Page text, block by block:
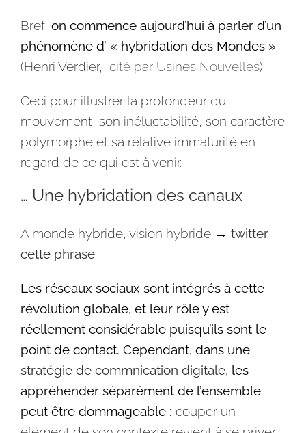
Bref, on commence aujourd’hui à parler d’un
phénomène d’ « hybridation des Mondes »
(Henri Verdier, cité par Usines Nouvelles)
Ceci pour illustrer la profondeur du
mouvement, son inéluctabilité, son caractère
polymorphe et sa relative immaturité en
regard de ce qui est à venir.
… Une hybridation des canaux
A monde hybride, vision hybride → twitter
cette phrase
Les réseaux sociaux sont intégrés à cette
révolution globale, et leur rôle y est
réellement considérable puisqu’ils sont le
point de contact. Cependant, dans une
stratégie de commnication digitale, les
appréhender séparément de l’ensemble
peut être dommageable : couper un